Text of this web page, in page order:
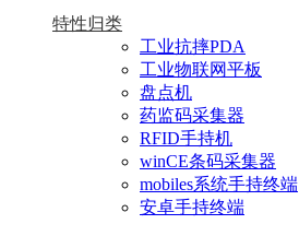
特性归类
工业抗摔PDA
工业物联网平板
盘点机
药监码采集器
RFID手持机
winCE条码采集器
mobiles系统手持终端
安卓手持终端